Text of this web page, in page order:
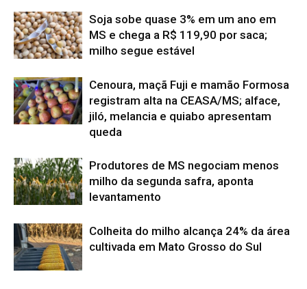
Soja sobe quase 3% em um ano em
MS e chega a R$ 119,90 por saca;
milho segue estável
Cenoura, maçã Fuji e mamão Formosa
registram alta na CEASA/MS; alface,
jiló, melancia e quiabo apresentam
queda
Produtores de MS negociam menos
milho da segunda safra, aponta
levantamento
Colheita do milho alcança 24% da área
cultivada em Mato Grosso do Sul